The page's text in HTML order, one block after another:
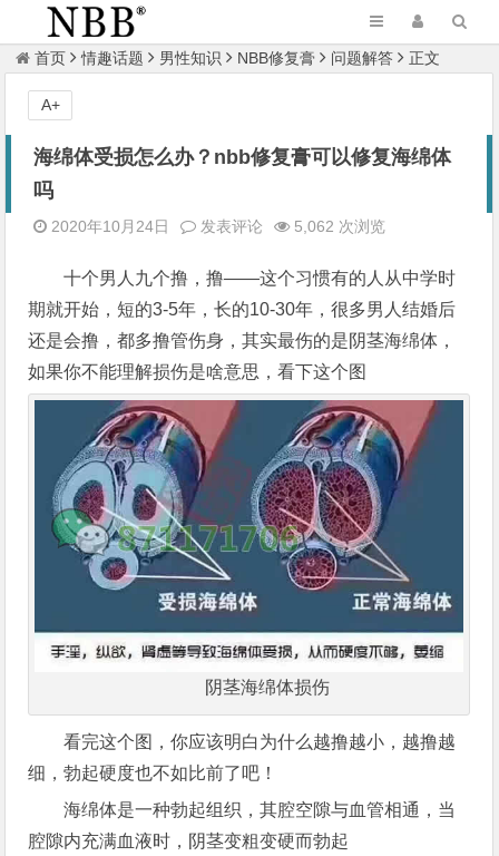
首页 情趣话题 男性知识 NBB修复膏 问题解答 正文
海绵体受损怎么办？nbb修复膏可以修复海绵体
吗
2020年10月24日 发表评论 5,062 次浏览
十个男人九个撸，撸——这个习惯有的人从中学时
期就开始，短的3-5年，长的10-30年，很多男人结婚后
还是会撸，都多撸管伤身，其实最伤的是阴茎海绵体，
如果你不能理解损伤是啥意思，看下这个图
阴茎海绵体损伤
看完这个图，你应该明白为什么越撸越小，越撸越
细，勃起硬度也不如比前了吧！
海绵体是一种勃起组织，​‎其腔空隙与血管相通​，当
腔隙内充满血液时‎，​‎阴茎变粗变硬而勃起
A+